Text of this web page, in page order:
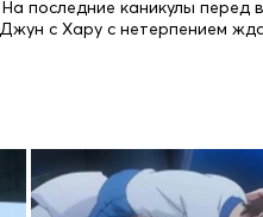
последние каникулы перед
с Хару с нетерпением